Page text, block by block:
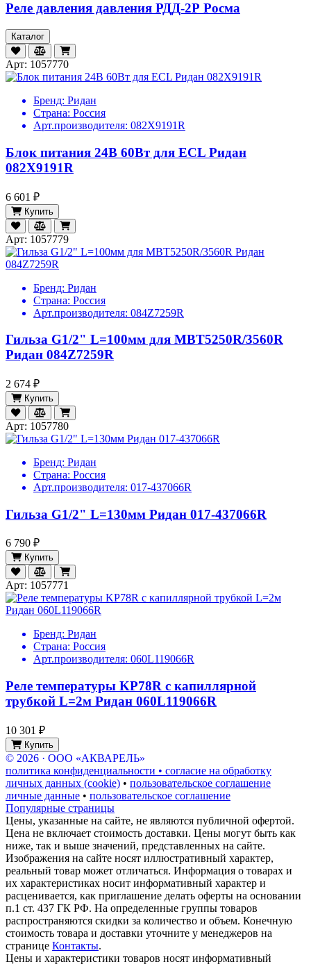
Реле давления давления РДД-2Р Росма
Каталог
Арт: 1057770
Бренд: Ридан
Страна: Россия
Арт.производителя: 082X9191R
Блок питания 24В 60Вт для ECL Ридан
082X9191R
6 601 ₽
Купить
Арт: 1057779
Бренд: Ридан
Страна: Россия
Арт.производителя: 084Z7259R
Гильза G1/2" L=100мм для MBT5250R/3560R
Ридан 084Z7259R
2 674 ₽
Купить
Арт: 1057780
Бренд: Ридан
Страна: Россия
Арт.производителя: 017-437066R
Гильза G1/2" L=130мм Ридан 017-437066R
6 790 ₽
Купить
Арт: 1057771
Бренд: Ридан
Страна: Россия
Арт.производителя: 060L119066R
Реле температуры KP78R с капиллярной
трубкой L=2м Ридан 060L119066R
10 301 ₽
Купить
© 2026 · ООО «АКВАРЕЛЬ»
политика конфиденциальности • согласие на обработку
личных данных (cookie) • пользовательское соглашение
личные данные • пользовательское соглашение
Популярные страницы
Цены, указанные на сайте, не являются публичной офертой.
Цена не включает стоимость доставки. Цены могут быть как
ниже, так и выше значений, представленных на сайте.
Изображения на сайте носят иллюстративный характер,
реальный товар может отличаться. Информация о товарах и
их характеристиках носит информативный характер и
расценивается, как приглашение делать оферты на основании
п.1 ст. 437 ГК РФ. На определенные группы товаров
распространяются скидки за количество и объем. Конечную
стоимость товара и доставки уточните у менеджеров на
странице Контакты.
Цены и характеристики товаров носят информативный